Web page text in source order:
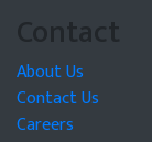
Contact
About Us
Contact Us
Careers